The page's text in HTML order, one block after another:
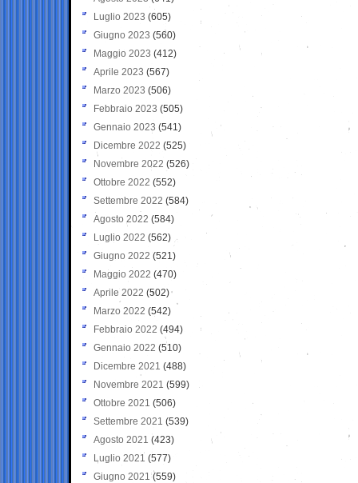
Luglio 2023 (605)
Giugno 2023 (560)
Maggio 2023 (412)
Aprile 2023 (567)
Marzo 2023 (506)
Febbraio 2023 (505)
Gennaio 2023 (541)
Dicembre 2022 (525)
Novembre 2022 (526)
Ottobre 2022 (552)
Settembre 2022 (584)
Agosto 2022 (584)
Luglio 2022 (562)
Giugno 2022 (521)
Maggio 2022 (470)
Aprile 2022 (502)
Marzo 2022 (542)
Febbraio 2022 (494)
Gennaio 2022 (510)
Dicembre 2021 (488)
Novembre 2021 (599)
Ottobre 2021 (506)
Settembre 2021 (539)
Agosto 2021 (423)
Luglio 2021 (577)
Giugno 2021(559)